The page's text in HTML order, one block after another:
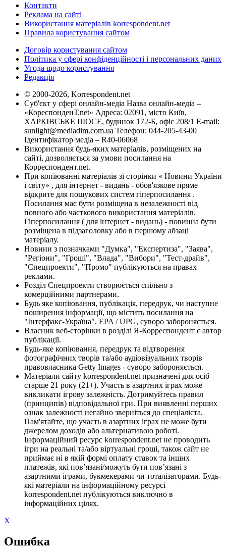
Контакти
Реклама на сайті
Використання матеріалів korrespondent.net
Правила користування сайтом
Договір користування сайтом
Політика у сфері конфіденційності і персональних даних
Угода щодо користування
Редакція
© 2000-2026, Korrespondent.net
Суб'єкт у сфері онлайн-медіа Назва онлайн-медіа –
«КореспонденТ.net» Адреса: 02091, місто Київ,
ХАРКІВСЬКЕ ШОСЕ, будинок 172-Б, офіс 208/1 E-mail:
sunlight@mediadim.com.ua Телефон: 044-205-43-00
Ідентифікатор медіа – R40-06068
Використання будь-яких матеріалів, розміщених на
сайті, дозволяється за умови посилання на
Корреспондент.net.
При копіюванні матеріалів зі сторінки « Новини України
і світу» , для інтернет - видань - обов'язкове пряме
відкрите для пошукових систем гіперпосилання .
Посилання має бути розміщена в незалежності від
повного або часткового використання матеріалів.
Гіперпосилання ( для інтернет - видань) - повинна бути
розміщена в підзаголовку або в першому абзаці
матеріалу.
Новини з позначками "Думка", "Експертиза", "Заява",
"Регіони", "Гроші", "Влада", "Вибори", "Тест-драйв",
"Спецпроекти", "Промо" публікуються на правах
реклами.
Розділ Спецпроекти створюється спільно з
комерційними партнерами.
Будь яке копіювання, публікація, передрук, чи наступне
поширення інформації, що містить посилання на
"Інтерфакс-Україна", EPA / UPG, суворо забороняється.
Власник веб-сторінки в розділі Я-Корреспондент є автор
публікації.
Будь-яке копіювання, передрук та відтворення
фотографічних творів та/або аудіовізуальних творів
правовласника Getty Images - суворо забороняється.
Матеріали сайту korrespondent.net призначені для осіб
старше 21 року (21+). Участь в азартних іграх може
викликати ігрову залежність. Дотримуйтесь правил
(принципів) відповідальної гри. При виявленні перших
ознак залежності негайно зверніться до спеціаліста.
Пам'ятайте, що участь в азартних іграх не може бути
джерелом доходів або альтернативою роботі.
Інформаційний ресурс korrespondent.net не проводить
ігри на реальні та/або віртуальні гроші, також сайт не
приймає ні в якій формі оплату ставок та інших
платежів, які пов’язані/можуть бути пов’язані з
азартними іграми, букмекерами чи тоталізаторами. Будь-
які матеріали на інформаційному ресурсі
korrespondent.net публікуються виключно в
інформаційних цілях.
X
Ошибка